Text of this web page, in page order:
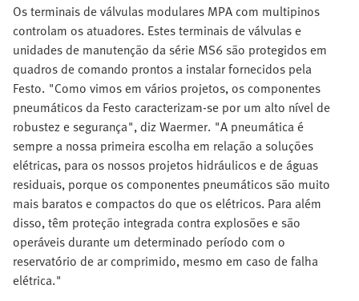
Os terminais de válvulas modulares MPA com multipinos
controlam os atuadores. Estes terminais de válvulas e
unidades de manutenção da série MS6 são protegidos em
quadros de comando prontos a instalar fornecidos pela
Festo. "Como vimos em vários projetos, os componentes
pneumáticos da Festo caracterizam-se por um alto nível de
robustez e segurança", diz Waermer. "A pneumática é
sempre a nossa primeira escolha em relação a soluções
elétricas, para os nossos projetos hidráulicos e de águas
residuais, porque os componentes pneumáticos são muito
mais baratos e compactos do que os elétricos. Para além
disso, têm proteção integrada contra explosões e são
operáveis durante um determinado período com o
reservatório de ar comprimido, mesmo em caso de falha
elétrica."